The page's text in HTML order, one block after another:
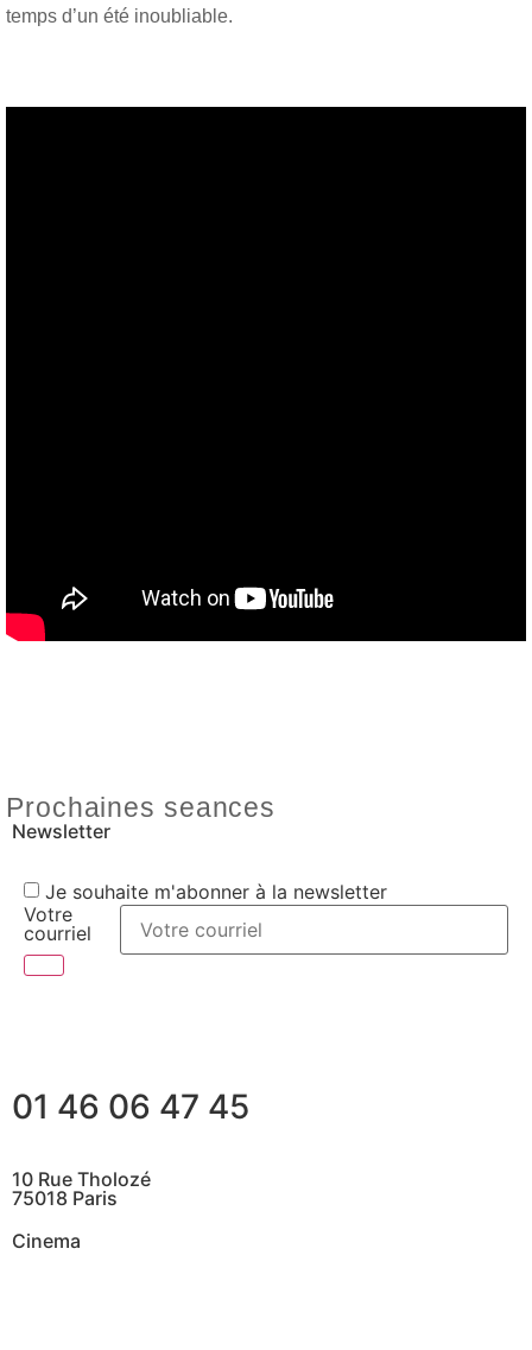
temps d’un été inoubliable.
Prochaines seances
Newsletter
Je souhaite m'abonner à la newsletter
Votre
courriel
01 46 06 47 45
10 Rue Tholozé
75018 Paris
Cinema